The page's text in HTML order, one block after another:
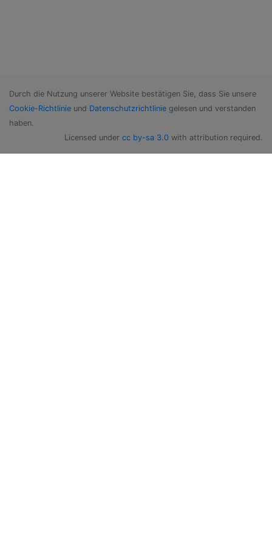
Durch die Nutzung unserer Website bestätigen Sie, dass Sie unsere
Cookie-Richtlinie und Datenschutzrichtlinie gelesen und verstanden
haben.
Licensed under cc by-sa 3.0 with attribution required.